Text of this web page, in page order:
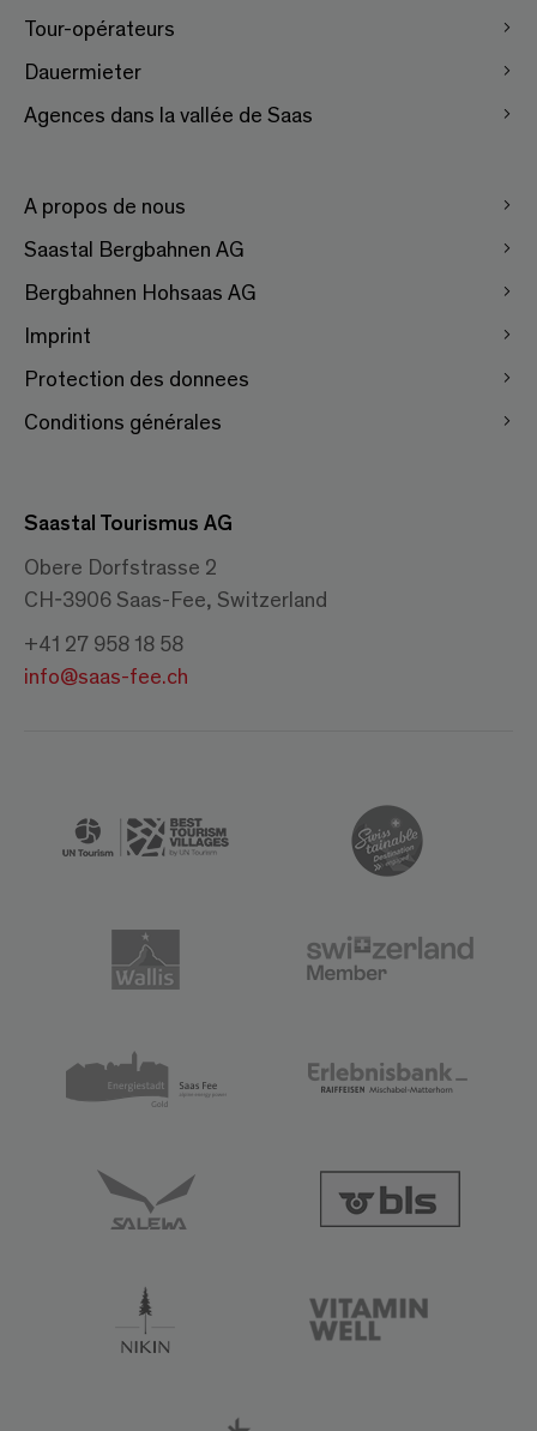
Tour-opérateurs
Dauermieter
Agences dans la vallée de Saas
A propos de nous
Saastal Bergbahnen AG
Bergbahnen Hohsaas AG
Imprint
Protection des donnees
Conditions générales
Saastal Tourismus AG
Obere Dorfstrasse 2
CH-3906 Saas-Fee, Switzerland
+41 27 958 18 58
info@saas-fee.ch